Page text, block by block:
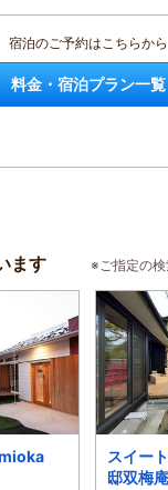
宿泊のご予約はこちらから
料金・宿泊プラン一覧
ます ※ご指定の検
スイー
邸双梅庵